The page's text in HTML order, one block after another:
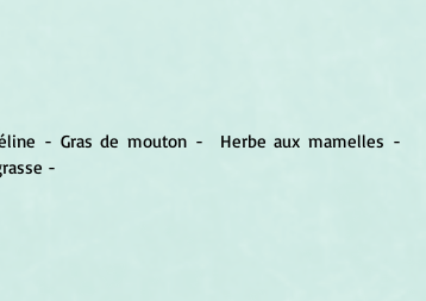
- Gras de mouton -  Herbe aux mamelles -
-